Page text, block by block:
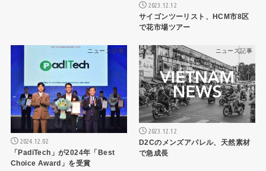
2023.12.12
サイゴンツーリスト、HCM市8区
で花市場ツアー
ニュース記事
2024.12.02
「PadiTech」が2024年「Best
Choice Award」を受賞
ニュース記事
2023.12.12
D2Cのメンズアパレル、天然素材
で急成長